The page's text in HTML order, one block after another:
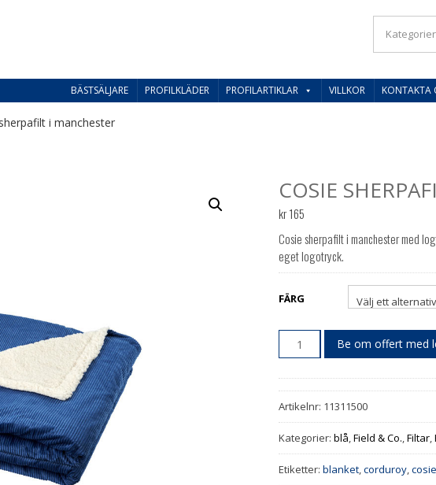
BÄSTSÄLJARE PROFILKLÄDER PROFILARTIKLAR VILLKOR KONTAKTA
i manchester
COSIE
kr165
Cosie sherpafilt i manchester med
eget logotryck.
FÄRG
Be om offert med
Artikelnr: 11311500
Kategorier:blå,Field & Co.,Filtar,
Etiketter:blanket,corduroy,cosie